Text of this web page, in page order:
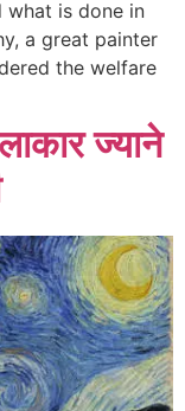
what is done in
a great painter
the welfare
ज्याने